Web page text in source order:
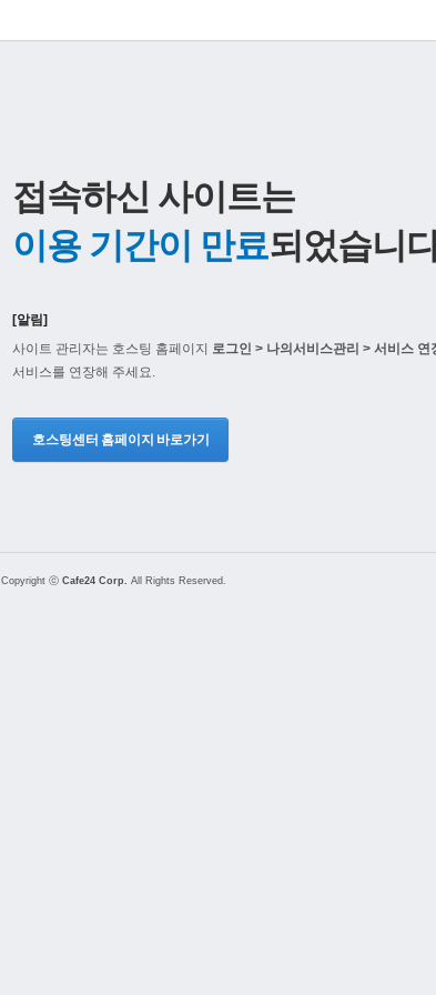
접속하신 사이트는
이용 기간이 만료되었습니
[알림]
사이트 관리자는 호스팅 홈페이지 로그인 > 나의서비스관리 > 서비스 연
서비스를 연장해 주세요.
호스팅센터 홈페이지 바로가기
Copyright ⓒ Cafe24 Corp. All Rights Reserved.